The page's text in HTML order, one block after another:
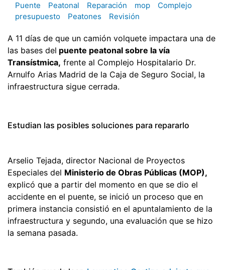
Puente Peatonal Reparación mop
Complejo
presupuesto
Peatones Revisión
A 11 días de que un camión volquete impactara una de
las bases del puente peatonal sobre la vía
Transístmica, frente al Complejo Hospitalario Dr.
Arnulfo Arias Madrid de la Caja de Seguro Social, la
infraestructura sigue cerrada.
Estudian las posibles soluciones para repararlo
Arselio Tejada, director Nacional de Proyectos
Especiales del Ministerio de Obras Públicas (MOP),
explicó que a partir del momento en que se dio el
accidente en el puente, se inició un proceso que en
primera instancia consistió en el apuntalamiento de la
infraestructura y segundo, una evaluación que se hizo
la semana pasada.